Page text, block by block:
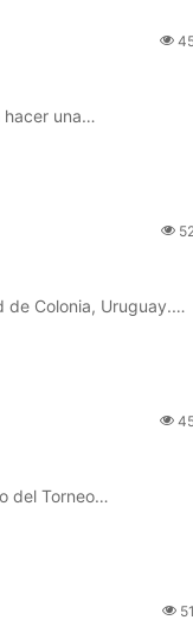
hacer una…
de Colonia, Uruguay.…
del Torneo…
51